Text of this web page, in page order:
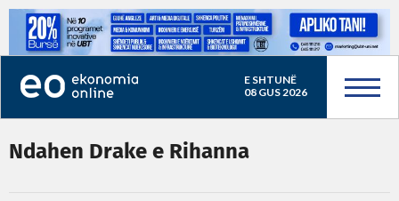
E SHTUNË
08 GUS 2026
Ndahen Drake e Rihanna